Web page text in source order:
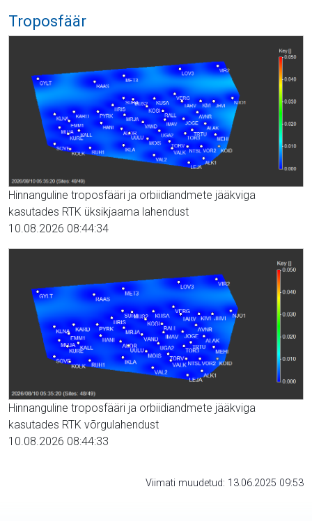
Troposfäär
Hinnanguline troposfääri ja orbiidiandmete jääkviga
kasutades RTK üksikjaama lahendust
10.08.2026 08:44:34
Hinnanguline troposfääri ja orbiidiandmete jääkviga
kasutades RTK võrgulahendust
10.08.2026 08:44:33
Viimati muudetud: 13.06.2025 09:53